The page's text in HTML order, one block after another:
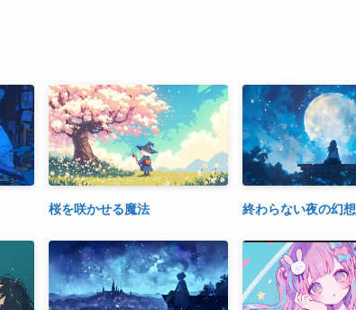
桜を咲かせる魔法 終わらない夜の幻想